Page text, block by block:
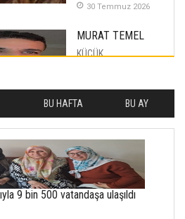
30 Temmuz 2026
MURAT TEMEL
KÜÇÜK
İLHAN YILMAZ
SOFRADA AYRIMCILIK
VAR
26 Subat 2026
METİN ERTEM
YENİ HİCRİ YIL VE
BU HAFTA BU AY
9 bin 500 vatandaşa ulaşıldı